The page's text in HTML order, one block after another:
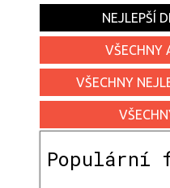
NEJLEPŠÍ
VŠECHNY
VŠECHNY
Populární